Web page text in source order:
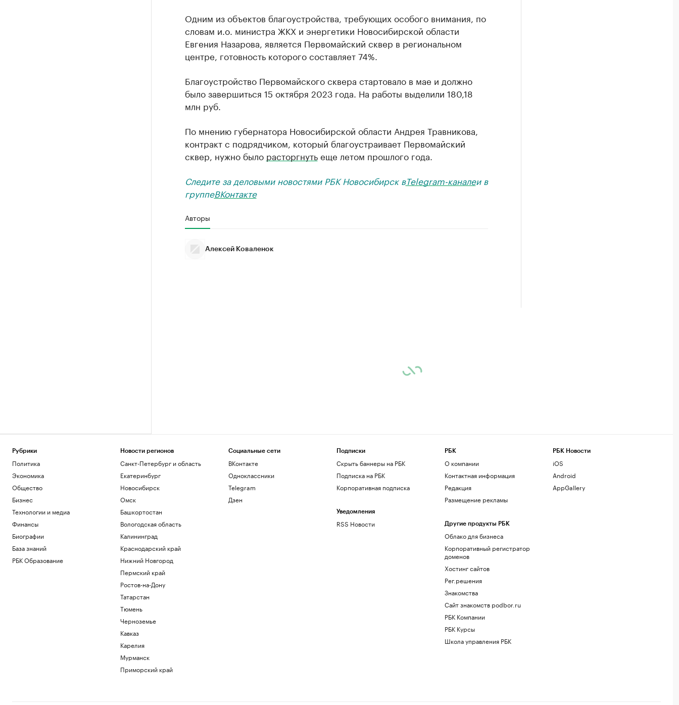
Одним из объектов благоустройства, требующих особого внимания, по
словам и.о. министра ЖКХ и энергетики Новосибирской области
Евгения Назарова, является Первомайский сквер в региональном
центре, готовность которого составляет 74%.
Благоустройство Первомайского сквера стартовало в мае и должно
было завершиться 15 октября 2023 года. На работы выделили 180,18
млн руб.
По мнению губернатора Новосибирской области Андрея Травникова,
контракт с подрядчиком, который благоустраивает Первомайский
сквер, нужно было расторгнутьеще летом прошлого года.
Следите за деловыми новостями РБК Новосибирск вTelegram-каналеи в
группеВКонтакте
Авторы
Алексей Коваленок
Рубрики
Политика
Экономика
Общество
Бизнес
Технологии и медиа
Финансы
Биографии
База знаний
РБК Образование
Новости регионов
Санкт-Петербург и область
Екатеринбург
Новосибирск
Омск
Башкортостан
Вологодская область
Калининград
Краснодарский край
Нижний Новгород
Пермский край
Ростов-на-Дону
Татарстан
Тюмень
Черноземье
Кавказ
Карелия
Мурманск
Приморский край
Социальные сети
ВКонтакте
Одноклассники
Telegram
Дзен
Подписки
Скрыть баннеры на РБК
Подписка на РБК
Корпоративная подписка
Уведомления
RSS Новости
РБК
О компании
Контактная информация
Редакция
Размещение рекламы
Другие продукты РБК
Облако для бизнеса
Корпоративный регистратор
доменов
Хостинг сайтов
Рег.решения
Знакомства
Сайт знакомств podbor.ru
РБК Компании
РБК Курсы
Школа управления РБК
РБК Новости
iOS
Android
AppGallery